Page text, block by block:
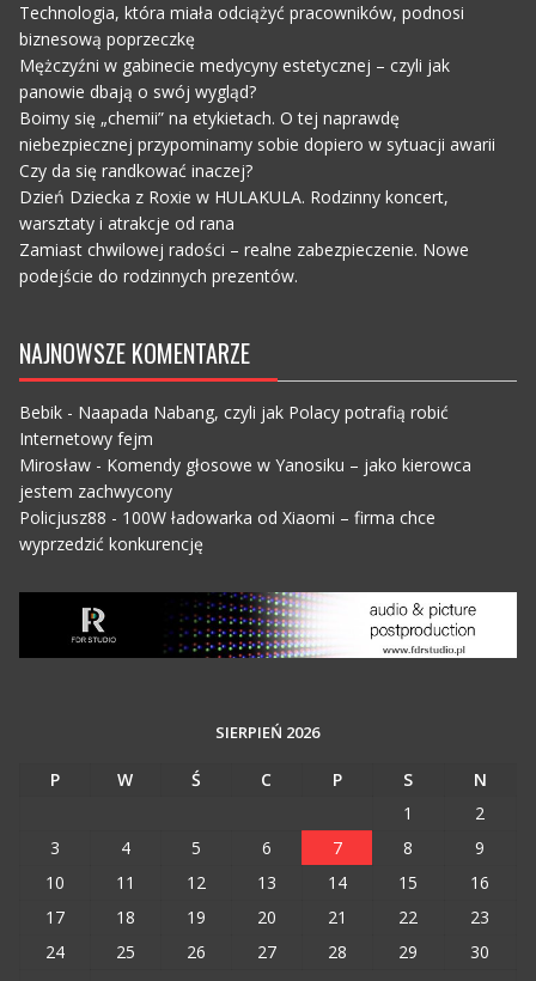
Technologia, która miała odciążyć pracowników, podnosi
biznesową poprzeczkę
Mężczyźni w gabinecie medycyny estetycznej – czyli jak
panowie dbają o swój wygląd?
Boimy się „chemii” na etykietach. O tej naprawdę
niebezpiecznej przypominamy sobie dopiero w sytuacji awarii
Czy da się randkować inaczej?
Dzień Dziecka z Roxie w HULAKULA. Rodzinny koncert,
warsztaty i atrakcje od rana
Zamiast chwilowej radości – realne zabezpieczenie. Nowe
podejście do rodzinnych prezentów.
NAJNOWSZE KOMENTARZE
Bebik- Naapada Nabang, czyli jak Polacy potrafią robić
Internetowy fejm
Mirosław- Komendy głosowe w Yanosiku – jako kierowca
jestem zachwycony
Policjusz88 - 100W ładowarka od Xiaomi – firma chce
wyprzedzić konkurencję
SIERPIEŃ 2026
P W Ś C P S
N
1
2
3
4 5 6 7 8
9
10
11 12 13 14 15
16
17
18 19 20 21 22
23
24
25 26 27 28 29
30